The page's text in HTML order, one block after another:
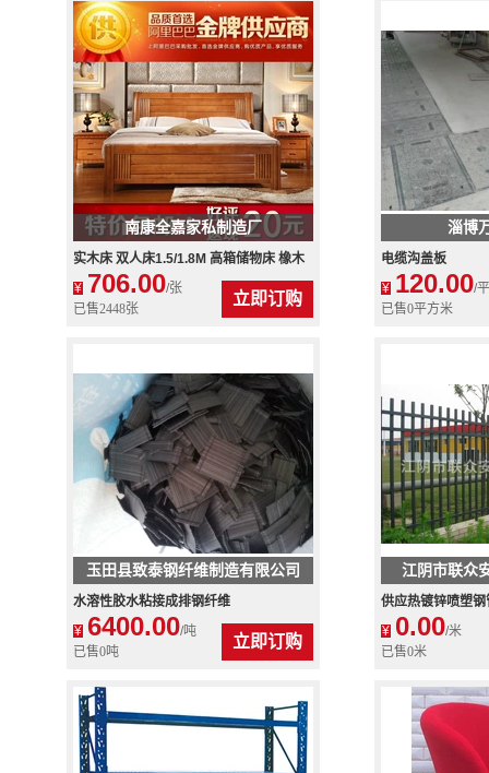
南康全嘉家私制造厂
实木床 双人床1.5/1.8M 高箱储物床 橡木
床特价包邮 厂家直销
¥ 706.00/张
已售2448张
立即订购
淄博
电缆沟盖板
¥ 120.00/
已售0平方米
玉田县致泰钢纤维制造有限公司
水溶性胶水粘接成排钢纤维
¥ 6400.00/吨
已售0吨
立即订购
江阴市联众
供应热镀锌喷塑
系列
¥ 0.00/米
已售0米